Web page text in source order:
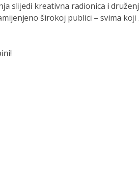
slijedi kreativna radionica i
širokoj publici – svima